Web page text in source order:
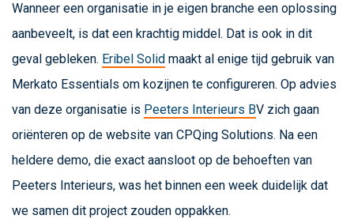
Wanneer een organisatie in je eigen branche een oplossing
aanbeveelt, is dat een krachtig middel. Dat is ook in dit
geval gebleken. Eribel Solid maakt al enige tijd gebruik van
Merkato Essentials om kozijnen te configureren. Op advies
van deze organisatie is Peeters Interieurs BV zich gaan
oriënteren op de website van CPQing Solutions. Na een
heldere demo, die exact aansloot op de behoeften van
Peeters Interieurs, was het binnen een week duidelijk dat
we samen dit project zouden oppakken.